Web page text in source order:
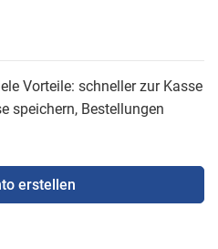
Vorteile: schneller zur Kasse
speichern, Bestellungen
erstellen